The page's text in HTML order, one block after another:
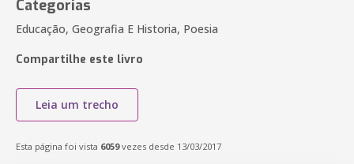
Categorias
Educação, Geografia E Historia, Poesia
Compartilhe este livro
Leia um trecho
Esta página foi vista 6059vezes desde 13/03/2017